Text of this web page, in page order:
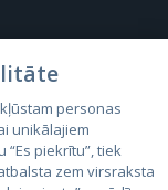
personas
unikālajiem
piekrītu”, tiek
zem virsraksta